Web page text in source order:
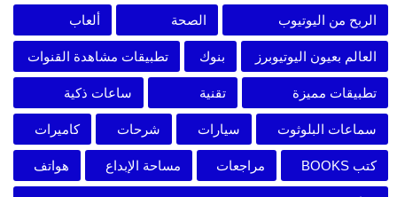
الربح من اليوتيوب الصحة ألعاب
العالم بعيون اليوتيوبرز بنوك تطبيقات مشاهدة القنوات
تطبيقات مميزة تقنية ساعات ذكية
سماعات البلوثوت سيارات شرحات كاميرات
كتب BOOKS مراجعات مساحة الإبداع هواتف